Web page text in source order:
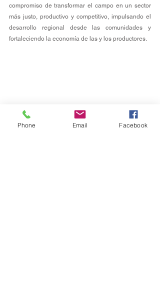
compromiso de transformar el campo en un sector
más justo, productivo y competitivo, impulsando el
desarrollo regional desde las comunidades y
fortaleciendo la economía de las y los productores.
Phone Email Facebook